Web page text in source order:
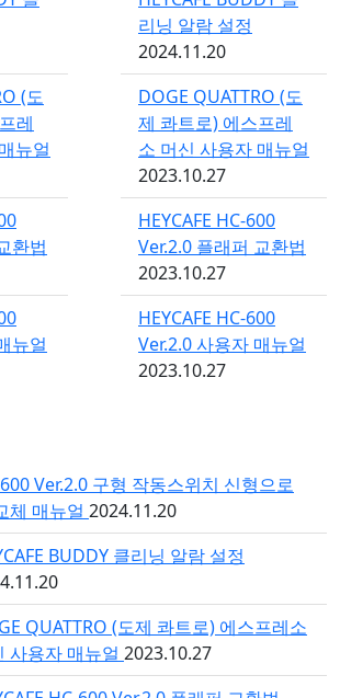
(도
레
뉴얼
환법
뉴얼
리닝 알람 설정
2024.11.20
DOGE QUATTRO (도
제 콰트로) 에스프레
소 머신 사용자 매뉴얼
2023.10.27
HEYCAFE HC-600
Ver.2.0 플래퍼 교환법
2023.10.27
HEYCAFE HC-600
Ver.2.0 사용자 매뉴얼
2023.10.27
Ver.2.0 구형 작동스위치 신형으로
체 매뉴얼 2024.11.20
BUDDY 클리닝 알람 설정
QUATTRO (도제 콰트로) 에스프레소
사용자 매뉴얼 2023.10.27